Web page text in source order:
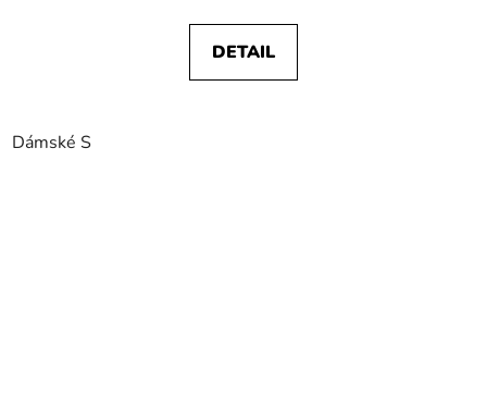
DETAIL
Dámské S